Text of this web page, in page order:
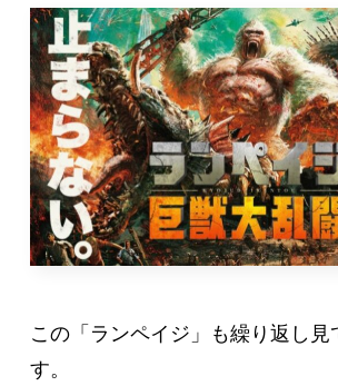
この「ランペイジ」も繰り返し見
す。